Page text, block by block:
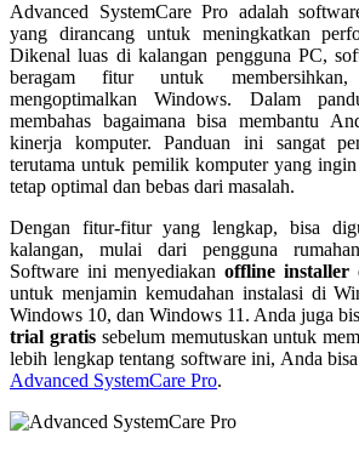
Advanced SystemCare Pro adalah
yang dirancang untuk meningkatkan
Dikenal luas di kalangan pengguna PC,
beragam fitur untuk
mengoptimalkan Windows. Dalam
membahas bagaimana bisa membantu
kinerja komputer. Panduan ini sangat
terutama untuk pemilik komputer yang
tetap optimal dan bebas dari masalah.
Dengan fitur-fitur yang lengkap, bisa
kalangan, mulai dari pengguna
Software ini menyediakanoffline installer
untuk menjamin kemudahan instalasi di
Windows 10, dan Windows 11. Anda juga
trial gratissebelum memutuskan untuk
lebih lengkap tentang software ini, Anda
Advanced SystemCare Pro.